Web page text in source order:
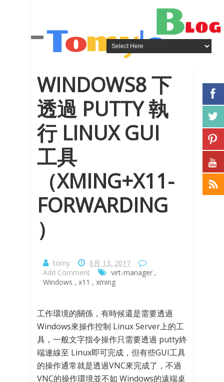
WINDOWS8 下
透過 PUTTY 執
行 LINUX GUI
工具
（XMING+X11-
FORWARDING
）
tomy
6月 13, 2017
Add Comment
virt-manager ,
Windows , x11 , xming
工作環境的關係，有時候還是需要透過
Windows來操作控制 Linux Server上的工
具，一般文字指令操作只需要透過 putty終
端連線至 Linux即可完成，但有些GUI工具
的操作通常就是透過VNC來完成了，不過
VNC的操作環境並不如 Windows的遠端桌